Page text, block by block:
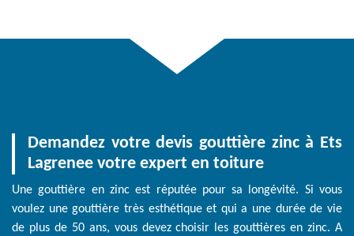
Demandez votre devis gouttière zinc à Ets
Lagrenee votre expert en toiture
Une gouttière en zinc est réputée pour sa longévité. Si vous
voulez une gouttière très esthétique et qui a une durée de vie
de plus de 50 ans, vous devez choisir les gouttières en zinc. A